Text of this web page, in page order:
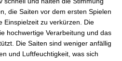
die Saiten vor dem ersten Spielen
Einspielzeit zu verkürzen. Die
hochwertige Verarbeitung und das
Die Saiten sind weniger anfällig
und Luftfeuchtigkeit, was sich